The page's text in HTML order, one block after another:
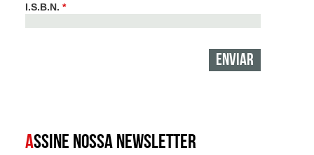
I.S.B.N. *
ASSINE NOSSA NEWSLETTER